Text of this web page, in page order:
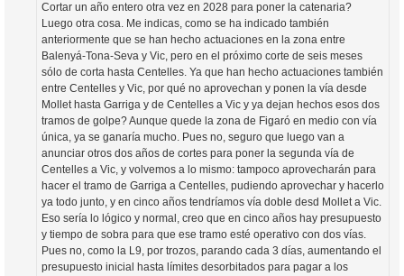
Cortar un año entero otra vez en 2028 para poner la catenaria?
Luego otra cosa. Me indicas, como se ha indicado también
anteriormente que se han hecho actuaciones en la zona entre
Balenyá-Tona-Seva y Vic, pero en el próximo corte de seis meses
sólo de corta hasta Centelles. Ya que han hecho actuaciones también
entre Centelles y Vic, por qué no aprovechan y ponen la vía desde
Mollet hasta Garriga y de Centelles a Vic y ya dejan hechos esos dos
tramos de golpe? Aunque quede la zona de Figaró en medio con vía
única, ya se ganaría mucho. Pues no, seguro que luego van a
anunciar otros dos años de cortes para poner la segunda vía de
Centelles a Vic, y volvemos a lo mismo: tampoco aprovecharán para
hacer el tramo de Garriga a Centelles, pudiendo aprovechar y hacerlo
ya todo junto, y en cinco años tendríamos vía doble desd Mollet a Vic.
Eso sería lo lógico y normal, creo que en cinco años hay presupuesto
y tiempo de sobra para que ese tramo esté operativo con dos vías.
Pues no, como la L9, por trozos, parando cada 3 días, aumentando el
presupuesto inicial hasta límites desorbitados para pagar a los